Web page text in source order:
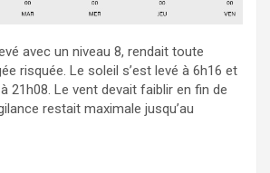
avec un niveau 8, rendait toute
risquée. Le soleil s’est levé à 6h16 et
21h08. Le vent devait faiblir en fin de
restait maximale jusqu’au